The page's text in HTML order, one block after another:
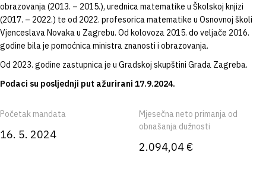
obrazovanja (2013. – 2015.), urednica matematike u Školskoj knjizi
(2017. – 2022.) te od 2022. profesorica matematike u Osnovnoj školi
Vjenceslava Novaka u Zagrebu. Od kolovoza 2015. do veljače 2016.
godine bila je pomoćnica ministra znanosti i obrazovanja.
Od 2023. godine zastupnica je u Gradskoj skupštini Grada Zagreba.
Podaci su posljednji put ažurirani 17.9.2024.
Početak mandata
16. 5. 2024
Mjesečna neto primanja od
obnašanja dužnosti
2.094,04 €